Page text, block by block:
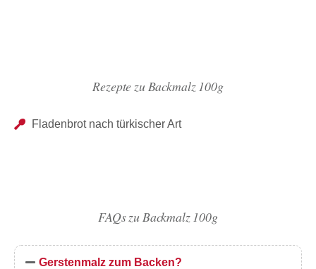
Rezepte zu Backmalz 100g
Fladenbrot nach türkischer Art
FAQs zu Backmalz 100g
Gerstenmalz zum Backen?